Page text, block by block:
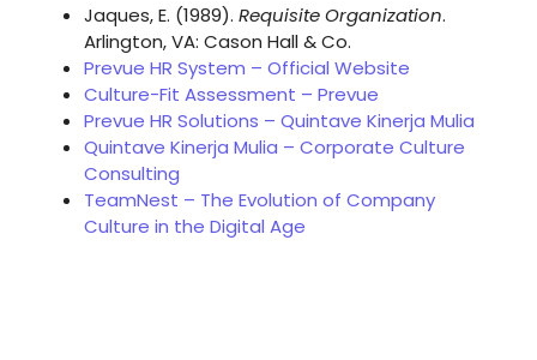
Jaques, E. (1989). Requisite Organization.
Arlington, VA: Cason Hall & Co.
Prevue HR System – Official Website
Culture-Fit Assessment – Prevue
Prevue HR Solutions – Quintave Kinerja Mulia
Quintave Kinerja Mulia – Corporate Culture
Consulting
TeamNest – The Evolution of Company
Culture in the Digital Age